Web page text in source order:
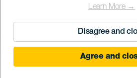
Learn More →
Disagree and
Agree and